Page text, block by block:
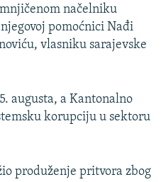
načelniku
pomoćnici Nađi
vlasniku sarajevske
augusta, a Kantonalno
korupciju u sektoru
produženje pritvora zbog